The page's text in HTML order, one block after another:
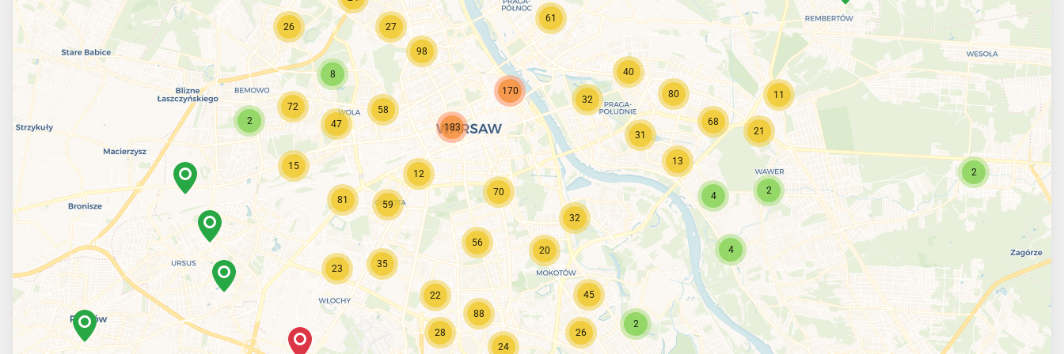
32
40
31
12
58
27
13
56
4
8
47
22
15
4
21
2
35
2
26
28
11
170
61
32
70
183
98
80
20
59
68
45
81
88
26
24
72
23
2
2